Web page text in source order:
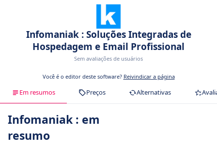
Infomaniak : Soluções Integradas de
Hospedagem e Email Profissional
Sem avaliações de usuários
Você é o editor deste software? Reivindicar a página
Em resumos Preços Alternativas
Infomaniak : em
resumo